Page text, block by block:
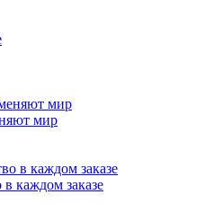
мир
каждом заказе